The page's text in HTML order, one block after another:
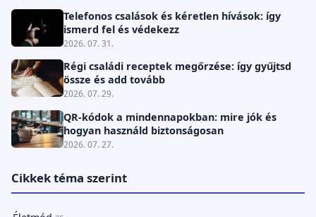
Telefonos csalások és kéretlen hívások: így
ismerd fel és védekezz
2026. 07. 31.
Régi családi receptek megőrzése: így gyűjtsd
össze és add tovább
2026. 07. 29.
QR-kódok a mindennapokban: mire jók és
hogyan használd biztonságosan
2026. 07. 27.
Cikkek téma szerint